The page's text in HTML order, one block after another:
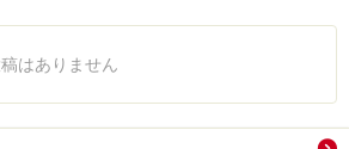
はありません